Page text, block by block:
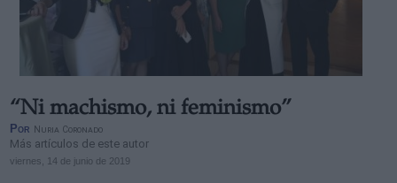
“Ni machismo, ni feminismo”
Por Nuria Coronado
Más artículos de este autor
viernes, 14 de junio de 2019